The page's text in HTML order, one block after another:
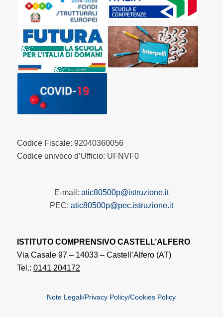
Codice Fiscale: 92040360056
Codice univoco d’Ufficio: UFNVF0
E-mail: atic80500p@istruzione.it
PEC: atic80500p@pec.istruzione.it
ISTITUTO COMPRENSIVO CASTELL’ALFERO
Via Casale 97 – 14033 – Castell’Alfero (AT)
Tel.: 0141 204172
Note Legali/Privacy Policy/Cookies Policy